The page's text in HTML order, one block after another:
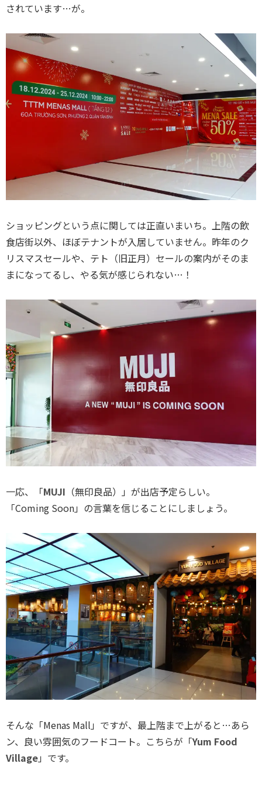
されています…が。
ショッピングという点に関しては正直いまいち。上階の飲
食店街以外、ほぼテナントが入居していません。昨年のク
リスマスセールや、テト（旧正月）セールの案内がそのま
まになってるし、やる気が感じられない…！
一応、「MUJI （無印良品）」が出店予定らしい。
「Coming Soon」の言葉を信じることにしましょう。
そんな「Menas Mall」ですが、最上階まで上がると…あら
ン、良い雰囲気のフードコート。こちらが「Yum Food
Village」です。